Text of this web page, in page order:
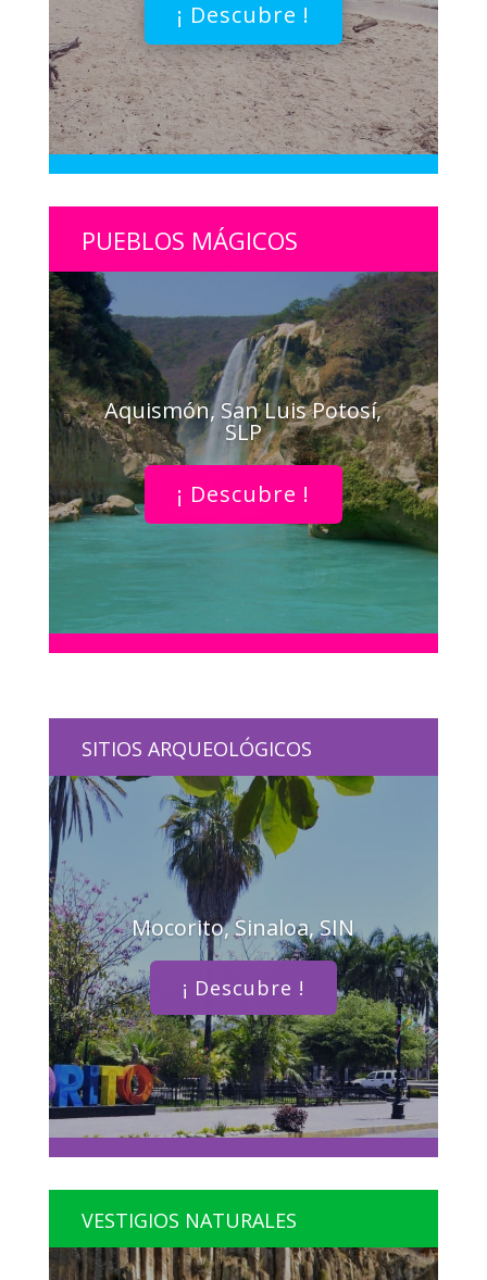
¡ Descubre !
PUEBLOS MÁGICOS
Aquismón, San Luis Potosí,
SLP
¡ Descubre !
SITIOS ARQUEOLÓGICOS
Mocorito, Sinaloa, SIN
¡ Descubre !
VESTIGIOS NATURALES